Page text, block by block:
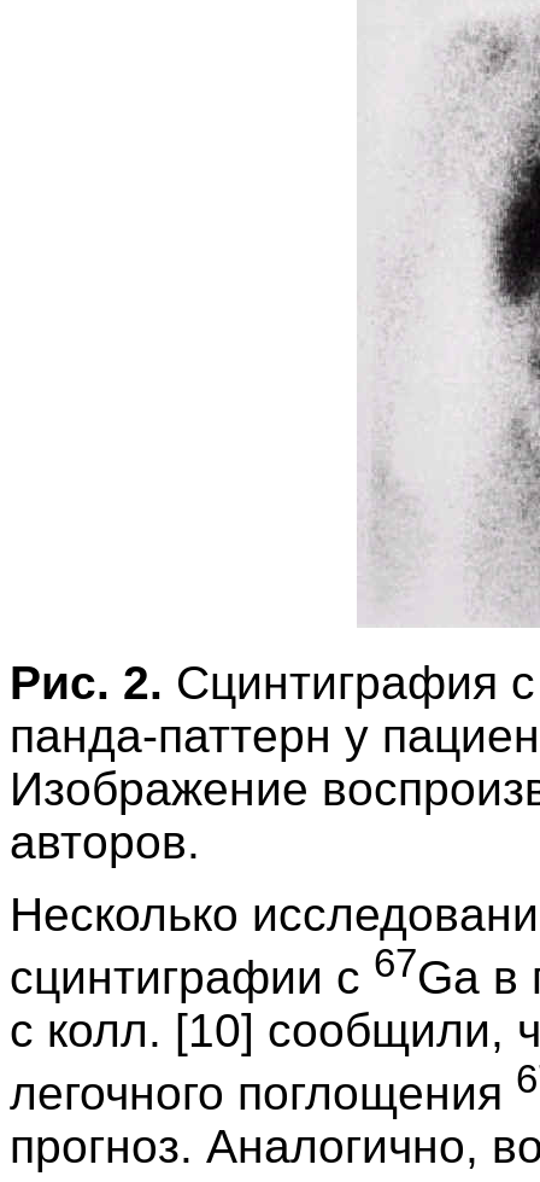
Рис. 2. Сцинтиграфия
панда-паттерн у
Изображение
авторов.
Несколько
сцинтиграфии с 67Ga в
с колл. [10] сообщили,
легочного поглощения
прогноз. Аналогично,